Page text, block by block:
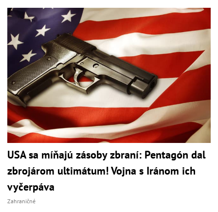
USA sa míňajú zásoby zbraní: Pentagón dal
zbrojárom ultimátum! Vojna s Iránom ich
vyčerpáva
Zahraničné